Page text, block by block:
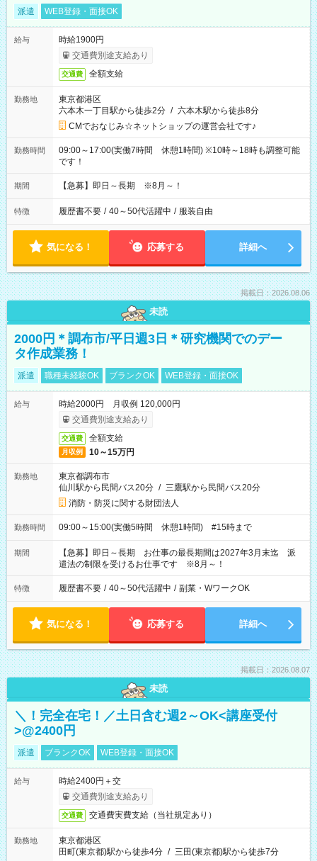
派遣 WEB登録・面接OK
給与
時給1900円
交通費別途支給あり
交通費 全額支給
勤務地
東京都港区
六本木一丁目駅から徒歩2分 / 六本木駅から徒歩8分
CMでおなじみ☆ネットショップの運営会社です♪
勤務時間
09:00～17:00(実働7時間 休憩1時間) ※10時～18時も調整可能
です！
期間 【急募】即日～長期 ※8月～！
特徴 履歴書不要 / 40～50代活躍中 / 服装自由
気になる！ 応募する 詳細へ
掲載日：2026.08.06
未読
2000円＊調布市/平日週3日＊研究機関でのデー
タ作成業務！
派遣 職種未経験OK ブランクOK WEB登録・面接OK
給与
時給2000円 月収例 120,000円
交通費別途支給あり
交通費 全額支給
月収例 10～15万円
勤務地
東京都調布市
仙川駅から民間バス20分 / 三鷹駅から民間バス20分
消防・防災に関する財団法人
勤務時間 09:00～15:00(実働5時間 休憩1時間) #15時まで
期間
【急募】即日～長期 お仕事の最長期間は2027年3月末迄 派
遣法の制限を受けるお仕事です ※8月～！
特徴 履歴書不要 / 40～50代活躍中 / 副業・WワークOK
気になる！ 応募する 詳細へ
掲載日：2026.08.07
未読
＼！完全在宅！／土日含む週2～OK<講座受付
>@2400円
派遣 ブランクOK WEB登録・面接OK
給与
時給2400円＋交
交通費別途支給あり
交通費 交通費実費支給（当社規定あり）
勤務地
東京都港区
田町(東京都)駅から徒歩4分 / 三田(東京都)駅から徒歩7分